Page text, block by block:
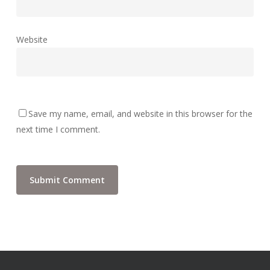
Website
Save my name, email, and website in this browser for the
next time I comment.